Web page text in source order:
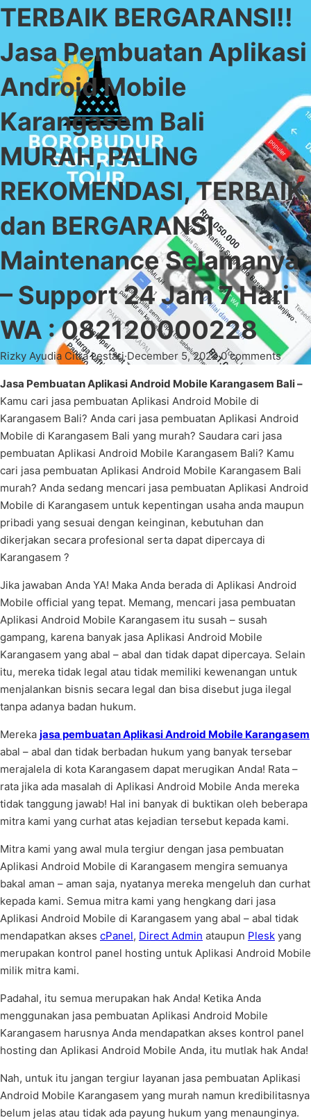
TERBAIK BERGARANSI!!
Jasa Pembuatan Aplikasi
Android Mobile
Karangasem Bali
MURAH, PALING
REKOMENDASI, TERBAIK
dan BERGARANSI
Maintenance Selamanya
– Support 24 Jam 7 Hari
WA : 082120000228
Rizky Ayudia Citra Lestari·December 5, 2022·0 comments
Jasa Pembuatan Aplikasi Android Mobile Karangasem Bali –
Kamu cari jasa pembuatan Aplikasi Android Mobile di
Karangasem Bali? Anda cari jasa pembuatan Aplikasi Android
Mobile di Karangasem Bali yang murah? Saudara cari jasa
pembuatan Aplikasi Android Mobile Karangasem Bali? Kamu
cari jasa pembuatan Aplikasi Android Mobile Karangasem Bali
murah? Anda sedang mencari jasa pembuatan Aplikasi Android
Mobile di Karangasem untuk kepentingan usaha anda maupun
pribadi yang sesuai dengan keinginan, kebutuhan dan
dikerjakan secara profesional serta dapat dipercaya di
Karangasem ?
Jika jawaban Anda YA! Maka Anda berada di Aplikasi Android
Mobile official yang tepat. Memang, mencari jasa pembuatan
Aplikasi Android Mobile Karangasem itu susah – susah
gampang, karena banyak jasa Aplikasi Android Mobile
Karangasem yang abal – abal dan tidak dapat dipercaya. Selain
itu, mereka tidak legal atau tidak memiliki kewenangan untuk
menjalankan bisnis secara legal dan bisa disebut juga ilegal
tanpa adanya badan hukum.
Mereka jasa pembuatan Aplikasi Android Mobile Karangasem
abal – abal dan tidak berbadan hukum yang banyak tersebar
merajalela di kota Karangasem dapat merugikan Anda! Rata –
rata jika ada masalah di Aplikasi Android Mobile Anda mereka
tidak tanggung jawab! Hal ini banyak di buktikan oleh beberapa
mitra kami yang curhat atas kejadian tersebut kepada kami.
Mitra kami yang awal mula tergiur dengan jasa pembuatan
Aplikasi Android Mobile di Karangasem mengira semuanya
bakal aman – aman saja, nyatanya mereka mengeluh dan curhat
kepada kami. Semua mitra kami yang hengkang dari jasa
Aplikasi Android Mobile di Karangasem yang abal – abal tidak
mendapatkan akses cPanel, Direct Admin ataupun Plesk yang
merupakan kontrol panel hosting untuk Aplikasi Android Mobile
milik mitra kami.
Padahal, itu semua merupakan hak Anda! Ketika Anda
menggunakan jasa pembuatan Aplikasi Android Mobile
Karangasem harusnya Anda mendapatkan akses kontrol panel
hosting dan Aplikasi Android Mobile Anda, itu mutlak hak Anda!
Nah, untuk itu jangan tergiur layanan jasa pembuatan Aplikasi
Android Mobile Karangasem yang murah namun kredibilitasnya
belum jelas atau tidak ada payung hukum yang menaunginya.